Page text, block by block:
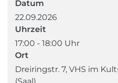
Datum
22.09.2026
Uhrzeit
17:00 - 18:00 Uhr
Ort
Dreiringstr. 7, VHS im